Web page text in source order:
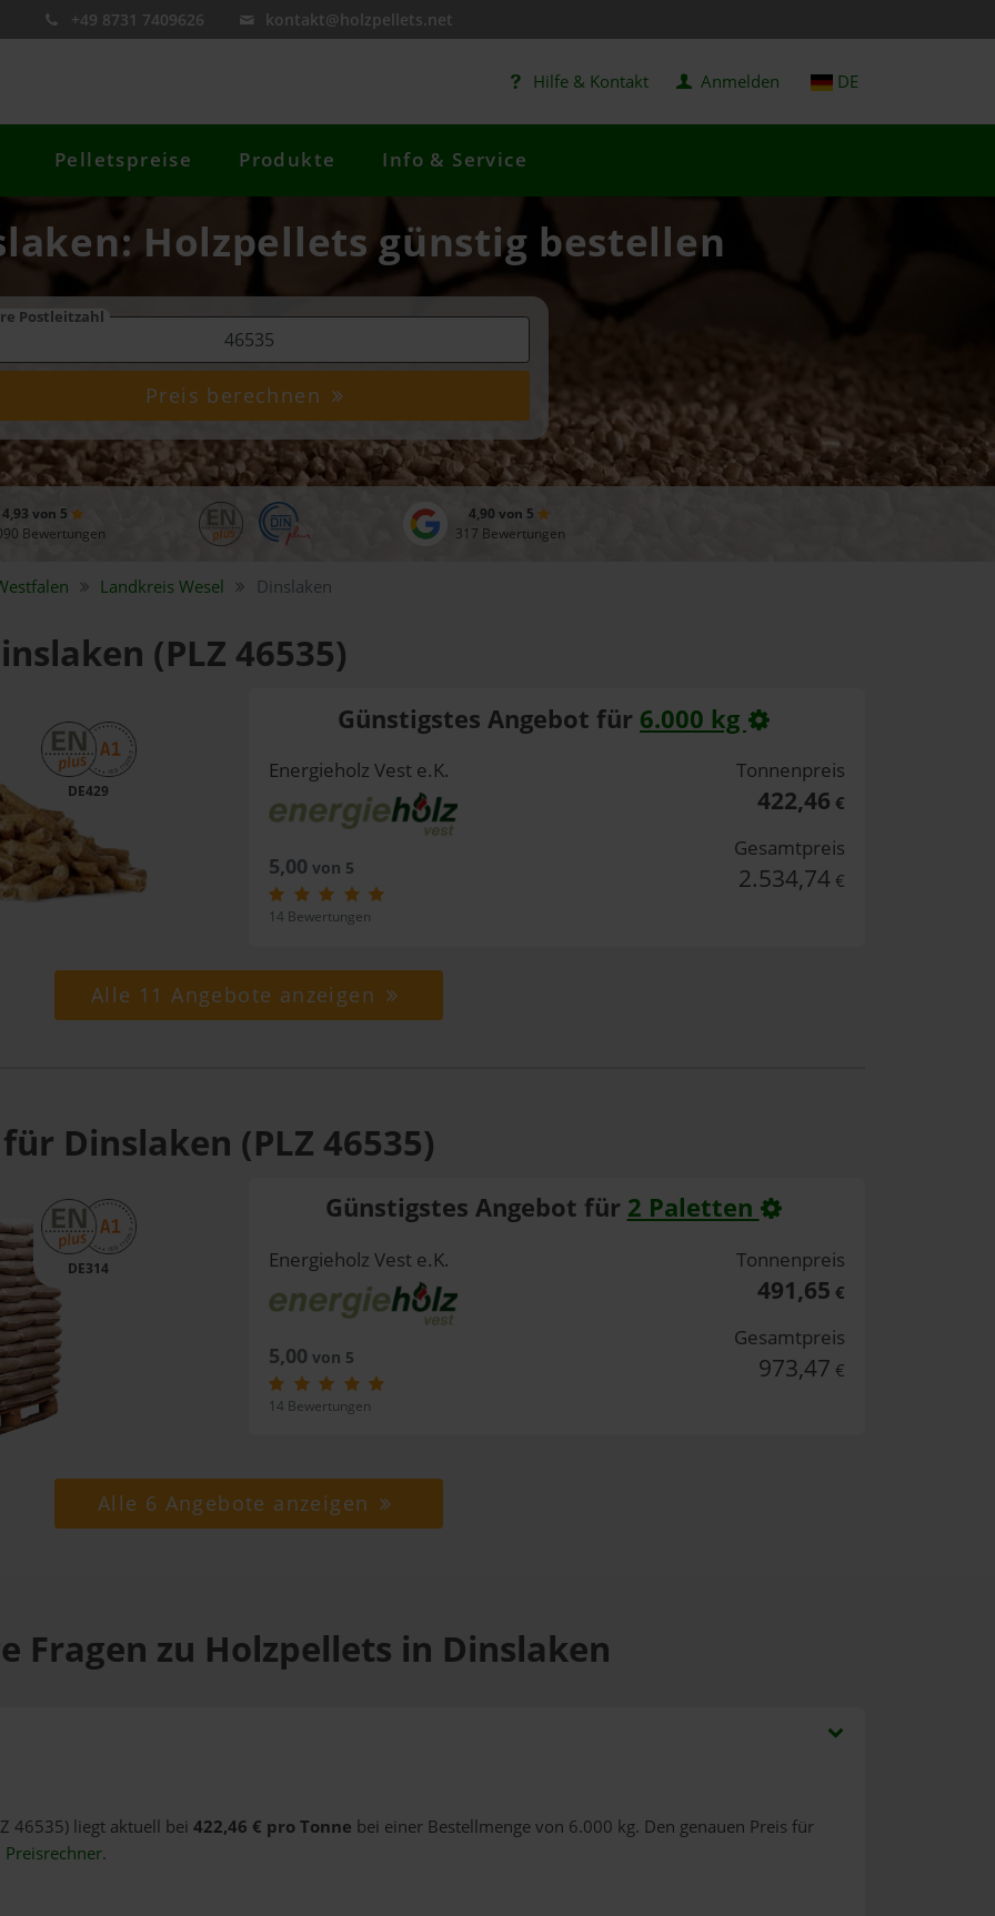
+49 8731 7409626 kontakt@holzpellets.net
Hilfe & Kontakt Anmelden DE
Pelletspreise Produkte Info & Service
Holzpellets günstig bestellen
Postleitzahl
Preis berechnen
4,93 von 5
Bewertungen
4,90 von 5
317 Bewertungen
LandkreisWesel Dinslaken
(PLZ 46535)
DE429
Günstigstes Angebot für 6.000 kg
Energieholz Vest e.K.
5,00 von 5
14 Bewertungen
Tonnenpreis
422,46 €
Gesamtpreis
2.534,74 €
Alle 11 Angebote anzeigen
Dinslaken (PLZ 46535)
DE314
Günstigstes Angebot für 2 Paletten
Energieholz Vest e.K.
5,00 von 5
14 Bewertungen
Tonnenpreis
491,65 €
Gesamtpreis
973,47 €
Alle 6 Angebote anzeigen
Fragen zu Holzpellets in Dinslaken
46535) liegt aktuell bei 422,46 € pro Tonne bei einer Bestellmenge von 6.000 kg. Den genauen Preis für
Preisrechner.